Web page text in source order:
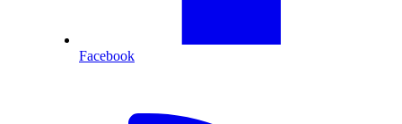
Facebook